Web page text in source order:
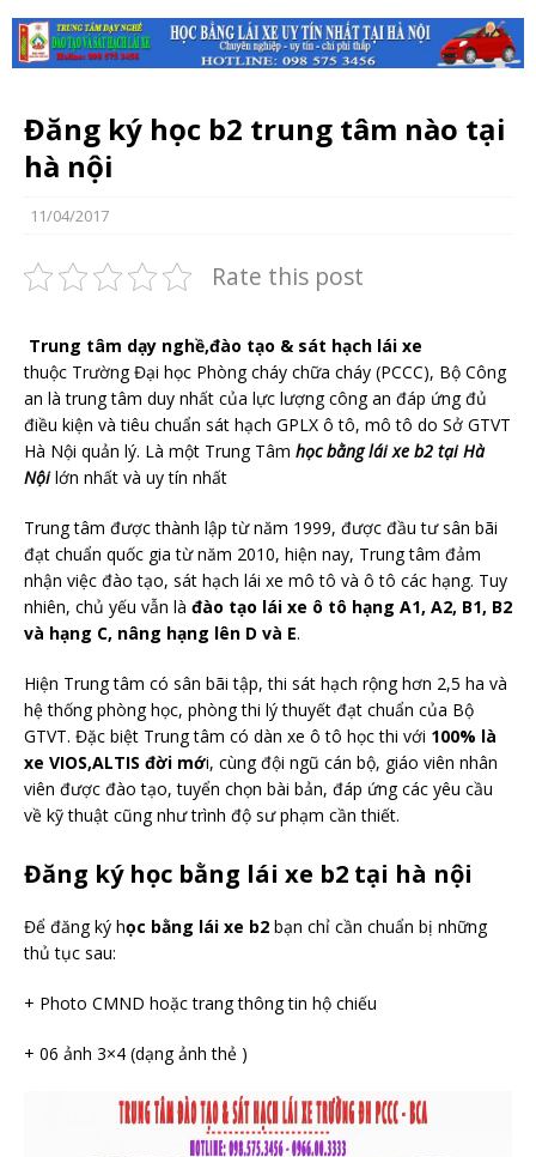
Đăng ký học b2 trung tâm nào tại
hà nội
11/04/2017
Rate this post
Trung tâm dạy nghề,đào tạo & sát hạch lái xe
thuộc Trường Đại học Phòng cháy chữa cháy (PCCC), Bộ Công
an là trung tâm duy nhất của lực lượng công an đáp ứng đủ
điều kiện và tiêu chuẩn sát hạch GPLX ô tô, mô tô do Sở GTVT
Hà Nội quản lý. Là một Trung Tâm học bằng lái xe b2 tại Hà
Nộilớn nhất và uy tín nhất
Trung tâm được thành lập từ năm 1999, được đầu tư sân bãi
đạt chuẩn quốc gia từ năm 2010, hiện nay, Trung tâm đảm
nhận việc đào tạo, sát hạch lái xe mô tô và ô tô các hạng. Tuy
nhiên, chủ yếu vẫn là đào tạo lái xe ô tô hạng A1, A2, B1, B2
và hạng C, nâng hạng lên D và E.
Hiện Trung tâm có sân bãi tập, thi sát hạch rộng hơn 2,5 ha và
hệ thống phòng học, phòng thi lý thuyết đạt chuẩn của Bộ
GTVT. Đặc biệt Trung tâm có dàn xe ô tô học thi với 100% là
xe VIOS,ALTIS đời mới, cùng đội ngũ cán bộ, giáo viên nhân
viên được đào tạo, tuyển chọn bài bản, đáp ứng các yêu cầu
về kỹ thuật cũng như trình độ sư phạm cần thiết.
Đăng ký học bằng lái xe b2 tại hà nội
Để đăng ký học bằng lái xe b2 bạn chỉ cần chuẩn bị những
thủ tục sau:
+ Photo CMND hoặc trang thông tin hộ chiếu
+ 06 ảnh 3×4 (dạng ảnh thẻ )